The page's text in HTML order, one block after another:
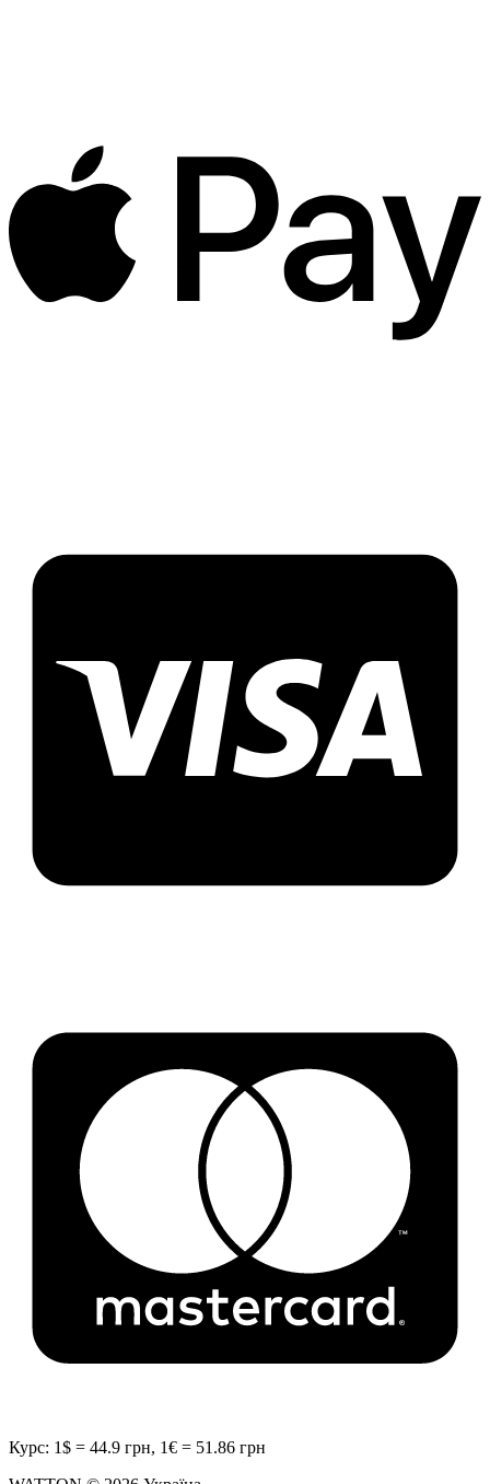
Курс: 1$ = 44.9 грн, 1€ = 51.86 грн